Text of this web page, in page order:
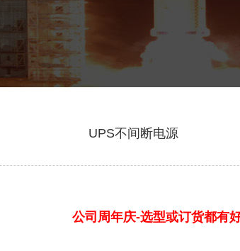
UPS不间断电源
公司周年庆-选型或订货都有